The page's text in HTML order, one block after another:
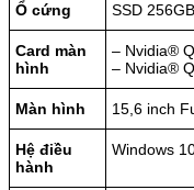
Ổ cứng SSD 256GB
Card màn
hình
– Nvidia®
– Nvidia®
Màn hình 15,6 inch
Hệ điều
hành
Windows